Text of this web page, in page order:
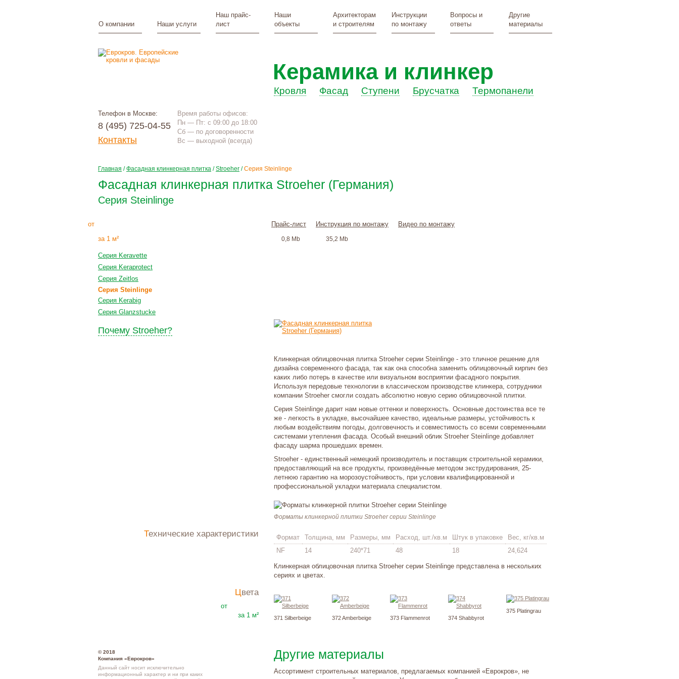
О компании Наши услуги
Наш прайс-
лист
Наши
объекты
Архитекторам
и строителям
Инструкции
по монтажу
Вопросы и
ответы
Другие
материалы
Телефон в Москве:
8 (495) 725-04-55
Контакты
Время работы офисов:
Пн — Пт: с 09:00 до 18:00
Сб — по договоренности
Вс — выходной (всегда)
Керамика и клинкер
Кровля Фасад Ступени Брусчатка Термопанели
Главная /Фасадная клинкерная плитка /Stroeher /Серия Steinlinge
Фасадная клинкерная плитка Stroeher (Германия)
Серия Steinlinge
от
за 1 м²
Прайс-лист
0,8 Mb
Инструкция по монтажу
35,2 Mb
Видео по монтажу
Серия Keravette
Серия Keraprotect
Серия Zeitlos
Серия Steinlinge
Серия Kerabig
Серия Glanzstucke
Почему Stroeher?
Клинкерная облицовочная плитка Stroeher серии Steinlinge - это тличное решение для
дизайна современного фасада, так как она способна заменить облицовочный кирпич без
каких либо потерь в качестве или визуальном восприятии фасадного покрытия.
Используя передовые технологии в классическом производстве клинкера, сотрудники
компании Stroeher смогли создать абсолютно новую серию облицовочной плитки.
Серия Steinlinge дарит нам новые оттенки и поверхность. Основные достоинства все те
же - легкость в укладке, высочайшее качество, идеальные размеры, устойчивость к
любым воздействиям погоды, долговечность и совместимость со всеми современными
системами утепления фасада. Особый внешний облик Stroeher Steinlinge добавляет
фасаду шарма прошедших времен.
Stroeher - единственный немецкий производитель и поставщик строительной керамики,
предоставляющий на все продукты, произведённые методом экструдирования, 25-
летнюю гарантию на морозоустойчивость, при условии квалифицированной и
профессиональной укладки материала специалистом.
Форматы клинкерной плитки Stroeher серии Steinlinge
Технические характеристики Формат Толщина, мм Размеры, мм Расход, шт./кв.м Штук в упаковке
Вес, кг/кв.м
NF
14 240*71 48 18 24,624
Клинкерная облицовочная плитка Stroeher серии Steinlinge представлена в нескольких
сериях и цветах.
Цвета
от
за 1 м² 371 Silberbeige 372 Amberbeige 373 Flammenrot 374 Shabbyrot
375 Platingrau
© 2018
Компания «Еврокров»
Данный сайт носит исключительно
информационный характер и ни при каких
Другие материалы
Ассортимент строительных материалов, предлагаемых компанией «Еврокров», не